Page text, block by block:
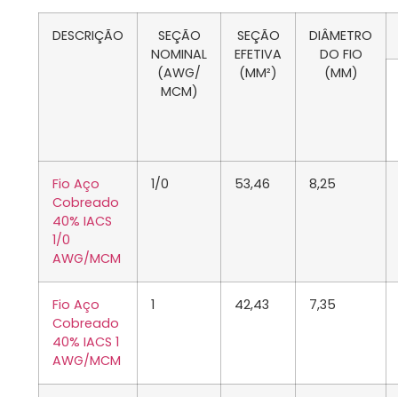
DESCRIÇÃO
SEÇÃO
NOMINAL
(AWG/
MCM)
SEÇÃO
EFETIVA
(MM²)
DIÂMETRO
DO FIO
(MM)
Fio Aço
Cobreado
40% IACS
1/0
AWG/MCM
1/0 53,46 8,25
Fio Aço
Cobreado
40% IACS 1
AWG/MCM
1 42,43 7,35